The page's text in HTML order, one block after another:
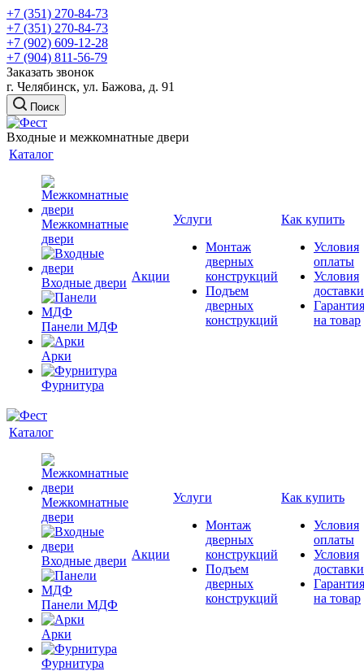
+7 (351) 270-84-73
+7 (351) 270-84-73
+7 (902) 609-12-28
+7 (904) 811-56-79
Заказать звонок
г. Челябинск, ул. Бажова, д. 91
Поиск
Входные и межкомнатные двери
Каталог
Межкомнатные
двери
Входные двери
Панели МДФ
Арки
Фурнитура
Акции
Услуги
Монтаж
дверных
конструкций
Подъем
дверных
конструкций
Как купить
Условия
оплаты
Условия
доставки
Гарантия
на товар
Каталог
Межкомнатные
двери
Входные двери
Панели МДФ
Арки
Фурнитура
Акции
Услуги
Монтаж
дверных
конструкций
Подъем
дверных
конструкций
Как купить
Условия
оплаты
Условия
доставки
Гарантия
на товар